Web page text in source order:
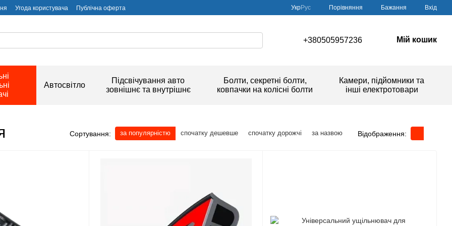
Угода користувача Публічна оферта УкрРус Порівняння Бажання Вхід
+380505957236 Мій кошик
Автосвітло
Підсвічування авто
зовнішнє та внутрішнє
Болти, секретні болти,
ковпачки на колісні болти
Камери, підйомники та
інші електротовари
Сортування: за популярністю спочатку дешевше спочатку дорожчі за назвою Відображення: